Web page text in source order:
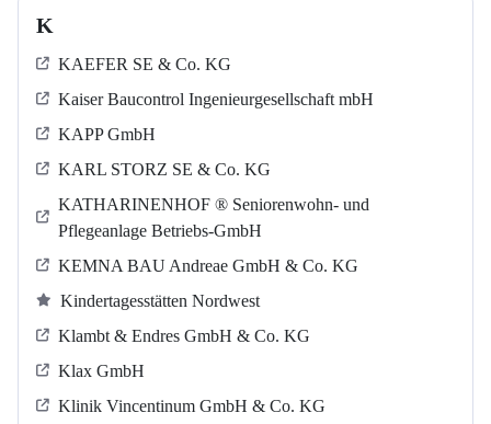
K
KAEFER SE & Co. KG
Kaiser Baucontrol Ingenieurgesellschaft mbH
KAPP GmbH
KARL STORZ SE & Co. KG
KATHARINENHOF ® Seniorenwohn- und
Pflegeanlage Betriebs-GmbH
KEMNA BAU Andreae GmbH & Co. KG
Kindertagesstätten Nordwest
Klambt & Endres GmbH & Co. KG
Klax GmbH
Klinik Vincentinum GmbH & Co. KG